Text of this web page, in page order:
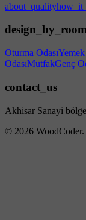
about_quality
Oturma OdasıYemek
OdasıMutfakGenç
contact_us
Akhisar Sanayi
© 2026